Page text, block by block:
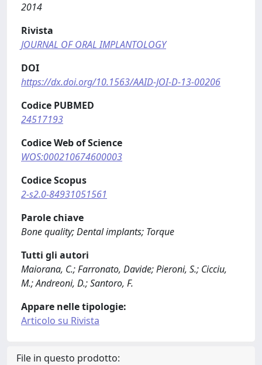
2014
Rivista
JOURNAL OF ORAL IMPLANTOLOGY
DOI
https://dx.doi.org/10.1563/AAID-JOI-D-13-00206
Codice PUBMED
24517193
Codice Web of Science
WOS:000210674600003
Codice Scopus
2-s2.0-84931051561
Parole chiave
Bone quality; Dental implants; Torque
Tutti gli autori
Maiorana, C.; Farronato, Davide; Pieroni, S.; Cicciu,
M.; Andreoni, D.; Santoro, F.
Appare nelle tipologie:
Articolo su Rivista
File in questo prodotto: